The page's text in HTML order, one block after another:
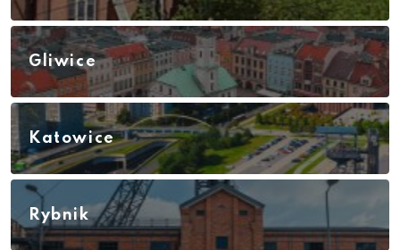
Gliwice
Katowice
Rybnik